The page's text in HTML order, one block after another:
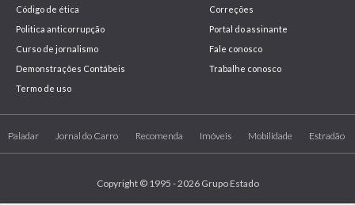
Código de ética
Politica anticorrupção
Curso de jornalismo
Demonstrações Contábeis
Termo de uso
Correções
Portal do assinante
Fale conosco
Trabalhe conosco
Paladar Jornal do Carro Recomenda Imóveis Mobilidade Estradão
Copyright © 1995 - 2026 Grupo Estado